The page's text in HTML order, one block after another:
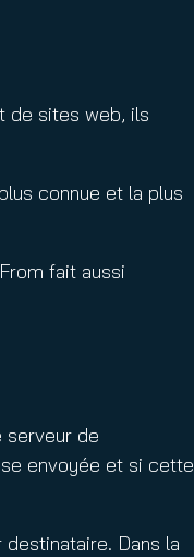
de sites web, ils
connue et la plus
fait aussi
serveur de
envoyée et si cette
Dans la